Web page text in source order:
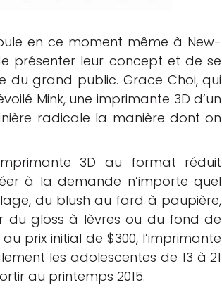
en ce moment même à New-
présenter leur concept et de se
du grand public. Grace Choi, qui
Mink, une imprimante 3D d’un
radicale la manière dont on
3D au format réduit
à la demande n’importe quel
du blush au fard à paupière,
du gloss à lèvres ou du fond de
prix initial de $300, l’imprimante
les adolescentes de 13 à 21
au printemps 2015.